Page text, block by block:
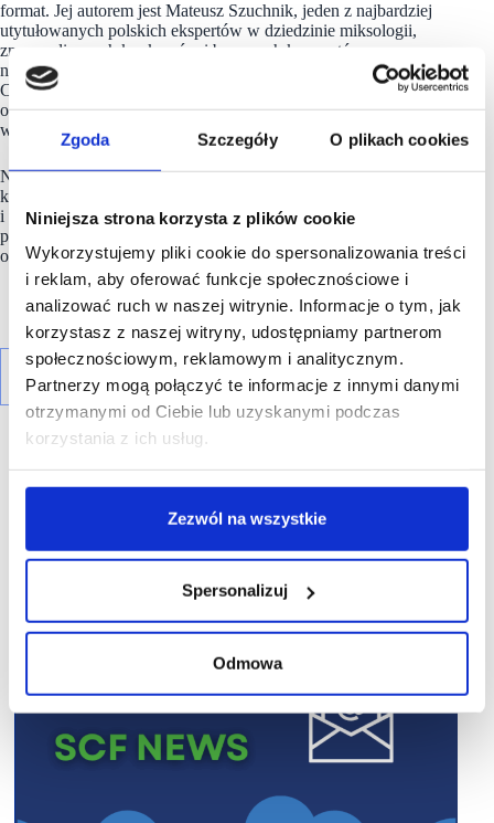
Zgoda Szczegóły O plikach cookies
Niniejsza strona korzysta z plików cookie
Wykorzystujemy pliki cookie do spersonalizowania treści
i reklam, aby oferować funkcje społecznościowe i
analizować ruch w naszej witrynie. Informacje o tym, jak
korzystasz z naszej witryny, udostępniamy partnerom
społecznościowym, reklamowym i analitycznym.
Partnerzy mogą połączyć te informacje z innymi danymi
otrzymanymi od Ciebie lub uzyskanymi podczas
korzystania z ich usług.
Zezwól na wszystkie
Spersonalizuj
Odmowa
format. Jej autorem jest Mateusz Szuchnik, jeden z najbardziej
utytułowanych polskich ekspertów w dziedzinie miksologii,
znany z licznych konkursów i barowych konceptów
na warszawskiej scenie gastronomicznej. Dzięki temu
Coffeedesk przy Nowym Świecie płynnie przechodzi
od porannej kawiarni do miejsca, w którym można spędzić
wieczór.
NowyCoffeedeskto kolejny rozdział w historii sieci,
która od lat łączy świat
i profesjonalnego sprzętu do parzenia. W Warszawie działa już
przy Wilczej, Próżnej, na Tamce, w The Form przy Pańskiej
oraz w Fabryce Norblina, a teraz także przy Nowym Świecie.
R E K L A M A